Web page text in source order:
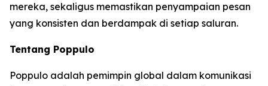
mereka, sekaligus memastikan penyampaian pesan
yang konsisten dan berdampak di setiap saluran.
Tentang Poppulo
Poppulo adalah pemimpin global dalam komunikasi